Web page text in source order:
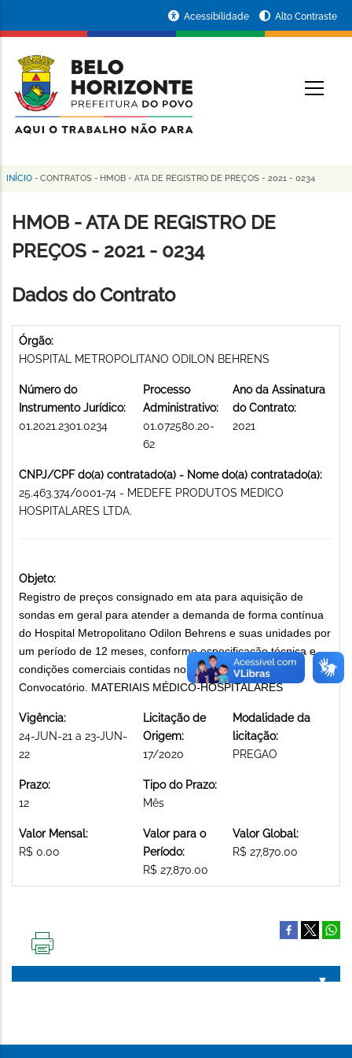
conteúdo
principal
da
Prefeitura
de
Horizonte
Acessibilidade Alto Contraste
Trilha
de
navegação
INÍCIO - CONTRATOS - HMOB - ATA DE REGISTRO DE PREÇOS - 2021 - 0234
HMOB - ATA DE REGISTRO DE
PREÇOS - 2021 - 0234
Dados do Contrato
Órgão:
HOSPITAL METROPOLITANO ODILON BEHRENS
Número do
Instrumento Jurídico:
01.2021.2301.0234
Processo
Administrativo:
01.072580.20-
62
Ano da Assinatura
do Contrato:
2021
CNPJ/CPF do(a) contratado(a) - Nome do(a) contratado(a):
25.463.374/0001-74 - MEDEFE PRODUTOS MEDICO
HOSPITALARES LTDA.
Objeto:
Registro de preços consignado em ata para aquisição de
sondas em geral para atender a demanda de forma contínua
do Hospital Metropolitano Odilon Behrens e suas unidades por
um período de 12 meses, conforme especificação técnica e
condições comerciais contidas no Anexo I do Instrumento
Convocatório. MATERIAIS MÉDICO-HOSPITALARES
Vigência:
24-JUN-21 a 23-JUN-
22
Licitação de
Origem:
17/2020
Modalidade da
licitação:
PREGAO
Prazo:
12
Tipo do Prazo:
Mês
Valor Mensal:
R$ 0.00
Valor para o
Período:
R$ 27,870.00
Valor Global:
R$ 27,870.00
PÁGINA